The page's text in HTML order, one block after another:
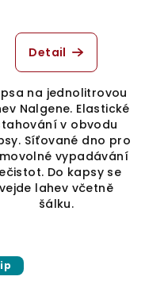
Detail
na jednolitrovou
Nalgene. Elastické
v obvodu
Síťované dno pro
vypadávání
Do kapsy se
vejde lahev včetně
šálku.